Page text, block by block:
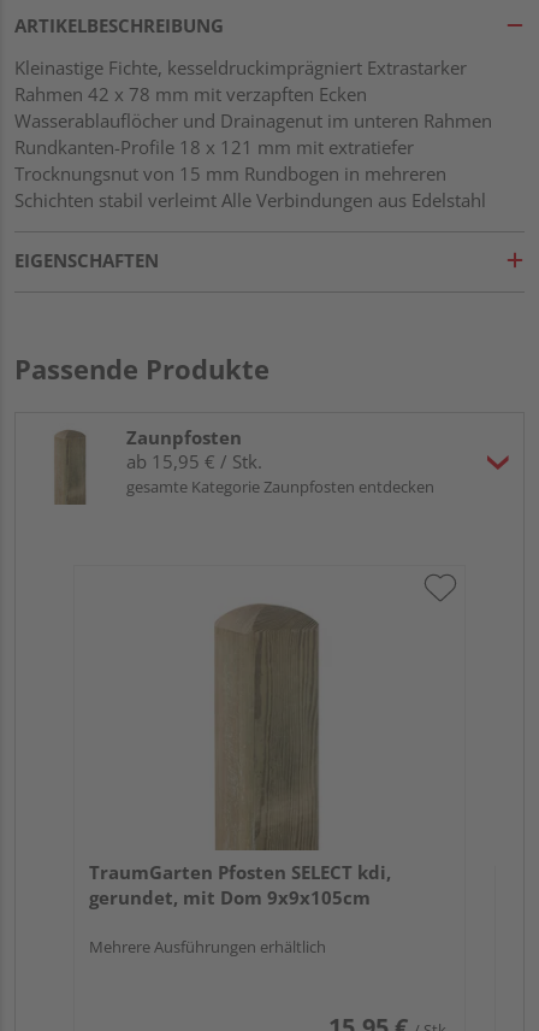
ARTIKELBESCHREIBUNG
Kleinastige Fichte, kesseldruckimprägniert Extrastarker
Rahmen 42 x 78 mm mit verzapften Ecken
Wasserablauflöcher und Drainagenut im unteren Rahmen
Rundkanten-Profile 18 x 121 mm mit extratiefer
Trocknungsnut von 15 mm Rundbogen in mehreren
Schichten stabil verleimt Alle Verbindungen aus Edelstahl
EIGENSCHAFTEN
Passende Produkte
Zaunpfosten
ab 15,95 € / Stk.
gesamte Kategorie Zaunpfosten entdecken
TraumGarten Pfosten SELECT kdi,
gerundet, mit Dom 9x9x105cm
Mehrere Ausführungen erhältlich